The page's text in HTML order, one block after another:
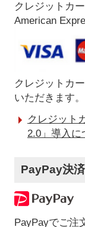
クレジットカ
American
クレジットカ
いただきます。
クレジット
2.0」導入に
PayPay決済
PayPayでご注